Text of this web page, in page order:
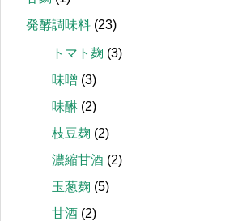
発酵調味料 (23)
トマト麹 (3)
味噌 (3)
味醂 (2)
枝豆麹 (2)
濃縮甘酒 (2)
玉葱麹 (5)
甘酒 (2)